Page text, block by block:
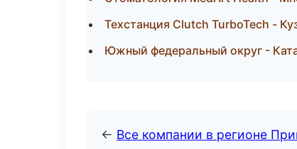
Техстанция Clutch TurboTech -
Южный федеральный округ -
← Все компании в регионе